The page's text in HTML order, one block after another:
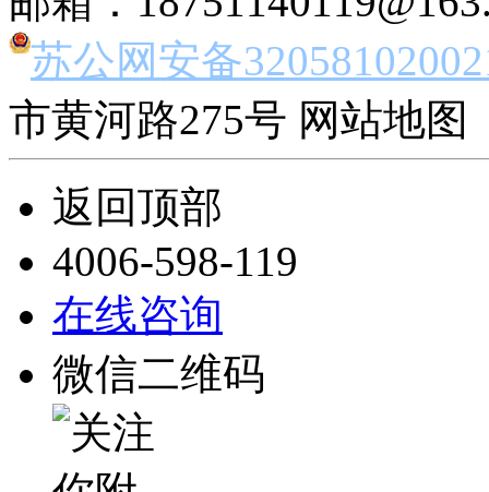
苏公网安备
市黄河路275号 网站地图
返回顶部
4006-598-119
在线咨询
微信二维码